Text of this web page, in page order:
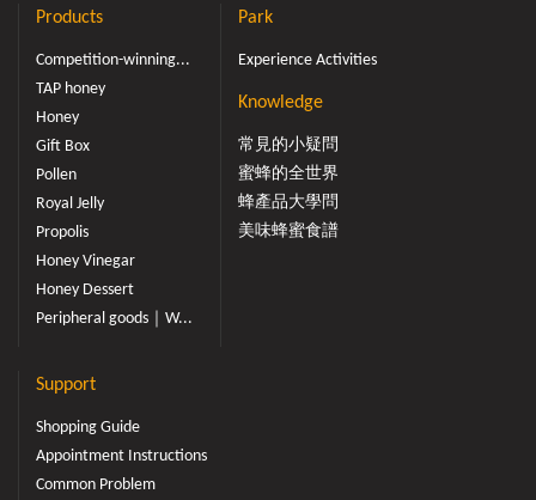
Products
Competition-winning...
TAP honey
Honey
Gift Box
Pollen
Royal Jelly
Propolis
Honey Vinegar
Honey Dessert
Peripheral goods｜W...
Park
Experience Activities
Knowledge
常見的小疑問
蜜蜂的全世界
蜂產品大學問
美味蜂蜜食譜
Support
Shopping Guide
Appointment Instructions
Common Problem